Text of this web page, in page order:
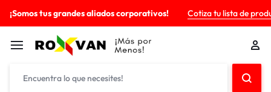
¡Somos tus grandes aliados corporativos! Cotiza tu lista de